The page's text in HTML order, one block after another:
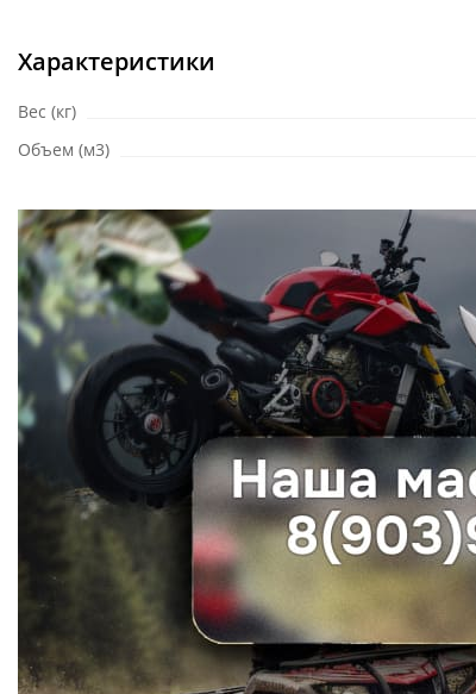
Характеристики
Вес (кг)
Объем (м3)